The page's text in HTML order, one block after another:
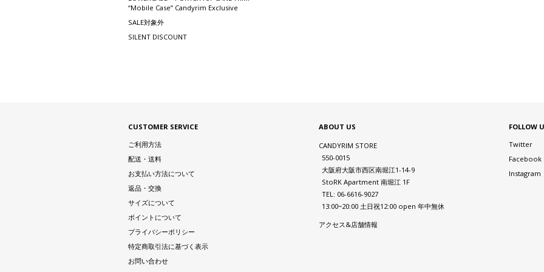
“Mobile Case” Candyrim Exclusive
SALE対象外
SILENT DISCOUNT
CUSTOMER SERVICE
ご利用方法
配送・送料
お支払い方法について
返品・交換
サイズについて
ポイントについて
プライバシーポリシー
特定商取引法に基づく表示
お問い合わせ
ABOUT US
CANDYRIM STORE
550-0015
大阪府大阪市西区南堀江1-14-9
StoRK Apartment 南堀江 1F
TEL: 06-6616-9027
13:00~20:00 土日祝12:00 open 年中無休
アクセス&店舗情報
FOLLOW
Twitter
Facebook
Instagram